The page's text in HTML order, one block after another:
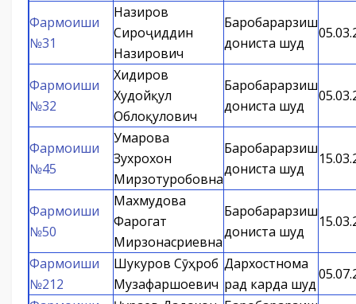
Фармоиши
№31
Назиров
Сироҷиддин
Назирович
Баробарарзиш
дониста шуд
Фармоиши
№32
Хидиров
Худойқул
Облоқулович
Баробарарзиш
дониста шуд
Фармоиши
№45
Умарова
Зухрохон
Мирзотуробовна
Баробарарзиш
дониста шуд
Фармоиши
№50
Махмудова
Фарогат
Мирзонасриевна
Баробарарзиш
дониста шуд
Фармоиши
№212
Шукуров Сӯҳроб
Музафаршоевич
Дархостнома
рад карда шуд